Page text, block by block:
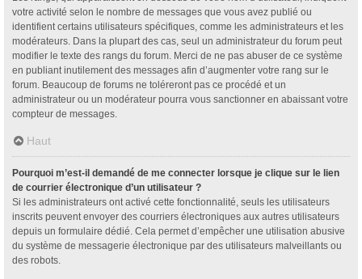
votre activité selon le nombre de messages que vous avez publié ou
identifient certains utilisateurs spécifiques, comme les administrateurs et les
modérateurs. Dans la plupart des cas, seul un administrateur du forum peut
modifier le texte des rangs du forum. Merci de ne pas abuser de ce système
en publiant inutilement des messages afin d’augmenter votre rang sur le
forum. Beaucoup de forums ne toléreront pas ce procédé et un
administrateur ou un modérateur pourra vous sanctionner en abaissant votre
compteur de messages.
Haut
Pourquoi m’est-il demandé de me connecter lorsque je clique sur le lien
de courrier électronique d’un utilisateur ?
Si les administrateurs ont activé cette fonctionnalité, seuls les utilisateurs
inscrits peuvent envoyer des courriers électroniques aux autres utilisateurs
depuis un formulaire dédié. Cela permet d’empêcher une utilisation abusive
du système de messagerie électronique par des utilisateurs malveillants ou
des robots.